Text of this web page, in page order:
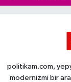
politikam.com,
modernizmi bir